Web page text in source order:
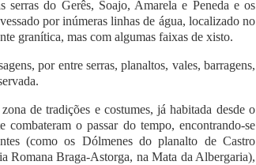
serras do Gerês, Soajo, Amarela e Peneda e os
por inúmeras linhas de água, localizado no
granítica, mas com algumas faixas de xisto.
por entre serras, planaltos, vales, barragens,
de tradições e costumes, já habitada desde o
combateram o passar do tempo, encontrando-se
(como os Dólmenes do planalto de Castro
Romana Braga-Astorga, na Mata da Albergaria),